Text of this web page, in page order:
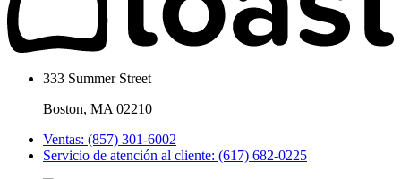
333 Summer Street
Boston, MA 02210
Ventas: (857) 301-6002
Servicio de atención al cliente: (617) 682-0225